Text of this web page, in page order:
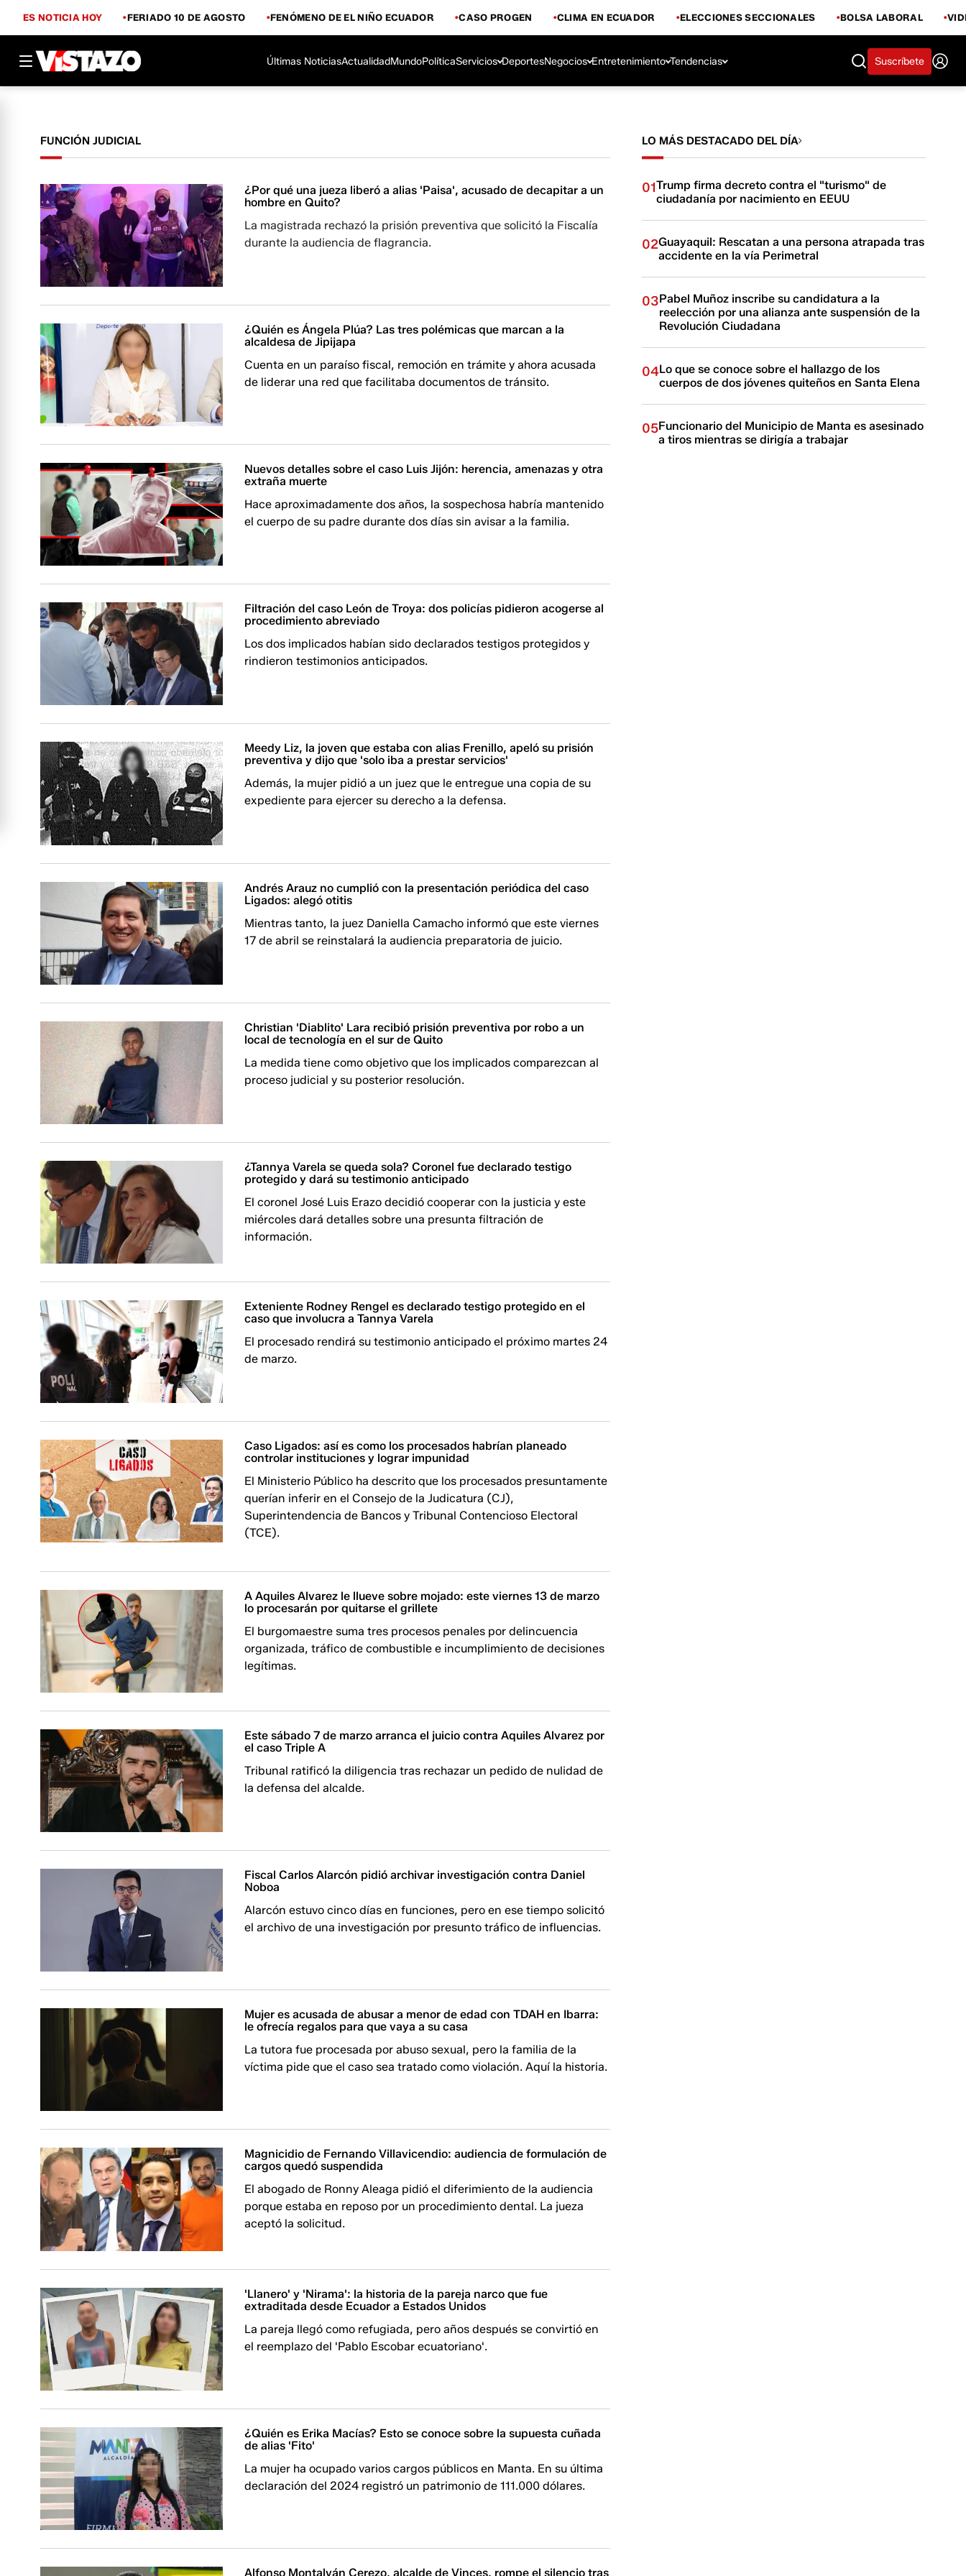
ES NOTICIA HOY FERIADO 10 DE AGOSTO FENÓMENO DE EL NIÑO ECUADOR CASO PROGEN CLIMA EN ECUADOR ELECCIONES SECCIONALES BOLSA LABORAL
Últimas NoticiasActualidadMundoPolíticaServicios DeportesNegocios Entretenimiento Tendencias Suscríbete
FUNCIÓN JUDICIAL
¿Por qué una jueza liberó a alias 'Paisa', acusado de decapitar a un
hombre en Quito?
La magistrada rechazó la prisión preventiva que solicitó la Fiscalía
durante la audiencia de flagrancia.
¿Quién es Ángela Plúa? Las tres polémicas que marcan a la
alcaldesa de Jipijapa
Cuenta en un paraíso fiscal, remoción en trámite y ahora acusada
de liderar una red que facilitaba documentos de tránsito.
Nuevos detalles sobre el caso Luis Jijón: herencia, amenazas y otra
extraña muerte
Hace aproximadamente dos años, la sospechosa habría mantenido
el cuerpo de su padre durante dos días sin avisar a la familia.
Filtración del caso León de Troya: dos policías pidieron acogerse al
procedimiento abreviado
Los dos implicados habían sido declarados testigos protegidos y
rindieron testimonios anticipados.
Meedy Liz, la joven que estaba con alias Frenillo, apeló su prisión
preventiva y dijo que 'solo iba a prestar servicios'
Además, la mujer pidió a un juez que le entregue una copia de su
expediente para ejercer su derecho a la defensa.
Andrés Arauz no cumplió con la presentación periódica del caso
Ligados: alegó otitis
Mientras tanto, la juez Daniella Camacho informó que este viernes
17 de abril se reinstalará la audiencia preparatoria de juicio.
Christian 'Diablito' Lara recibió prisión preventiva por robo a un
local de tecnología en el sur de Quito
La medida tiene como objetivo que los implicados comparezcan al
proceso judicial y su posterior resolución.
¿Tannya Varela se queda sola? Coronel fue declarado testigo
protegido y dará su testimonio anticipado
El coronel José Luis Erazo decidió cooperar con la justicia y este
miércoles dará detalles sobre una presunta filtración de
información.
Exteniente Rodney Rengel es declarado testigo protegido en el
caso que involucra a Tannya Varela
El procesado rendirá su testimonio anticipado el próximo martes 24
de marzo.
Caso Ligados: así es como los procesados habrían planeado
controlar instituciones y lograr impunidad
El Ministerio Público ha descrito que los procesados presuntamente
querían inferir en el Consejo de la Judicatura (CJ),
Superintendencia de Bancos y Tribunal Contencioso Electoral
(TCE).
A Aquiles Alvarez le llueve sobre mojado: este viernes 13 de marzo
lo procesarán por quitarse el grillete
El burgomaestre suma tres procesos penales por delincuencia
organizada, tráfico de combustible e incumplimiento de decisiones
legítimas.
Este sábado 7 de marzo arranca el juicio contra Aquiles Alvarez por
el caso Triple A
Tribunal ratificó la diligencia tras rechazar un pedido de nulidad de
la defensa del alcalde.
Fiscal Carlos Alarcón pidió archivar investigación contra Daniel
Noboa
Alarcón estuvo cinco días en funciones, pero en ese tiempo solicitó
el archivo de una investigación por presunto tráfico de influencias.
Mujer es acusada de abusar a menor de edad con TDAH en Ibarra:
le ofrecía regalos para que vaya a su casa
La tutora fue procesada por abuso sexual, pero la familia de la
víctima pide que el caso sea tratado como violación. Aquí la historia.
Magnicidio de Fernando Villavicendio: audiencia de formulación de
cargos quedó suspendida
El abogado de Ronny Aleaga pidió el diferimiento de la audiencia
porque estaba en reposo por un procedimiento dental. La jueza
aceptó la solicitud.
'Llanero' y 'Nirama': la historia de la pareja narco que fue
extraditada desde Ecuador a Estados Unidos
La pareja llegó como refugiada, pero años después se convirtió en
el reemplazo del 'Pablo Escobar ecuatoriano'.
¿Quién es Erika Macías? Esto se conoce sobre la supuesta cuñada
de alias 'Fito'
La mujer ha ocupado varios cargos públicos en Manta. En su última
declaración del 2024 registró un patrimonio de 111.000 dólares.
Alfonso Montalván Cerezo, alcalde de Vinces, rompe el silencio tras
LO MÁS DESTACADO DEL DÍA
01Trump firma decreto contra el "turismo" de
ciudadanía por nacimiento en EEUU
02Guayaquil: Rescatan a una persona atrapada tras
accidente en la vía Perimetral
03Pabel Muñoz inscribe su candidatura a la
reelección por una alianza ante suspensión de la
Revolución Ciudadana
04Lo que se conoce sobre el hallazgo de los
cuerpos de dos jóvenes quiteños en Santa Elena
05Funcionario del Municipio de Manta es asesinado
a tiros mientras se dirigía a trabajar